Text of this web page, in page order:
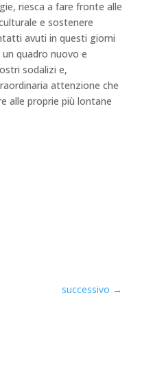
riesca a fare fronte alle
e sostenere
avuti in questi giorni
quadro nuovo e
sodalizi e,
attenzione che
alle proprie più lontane
successivo →